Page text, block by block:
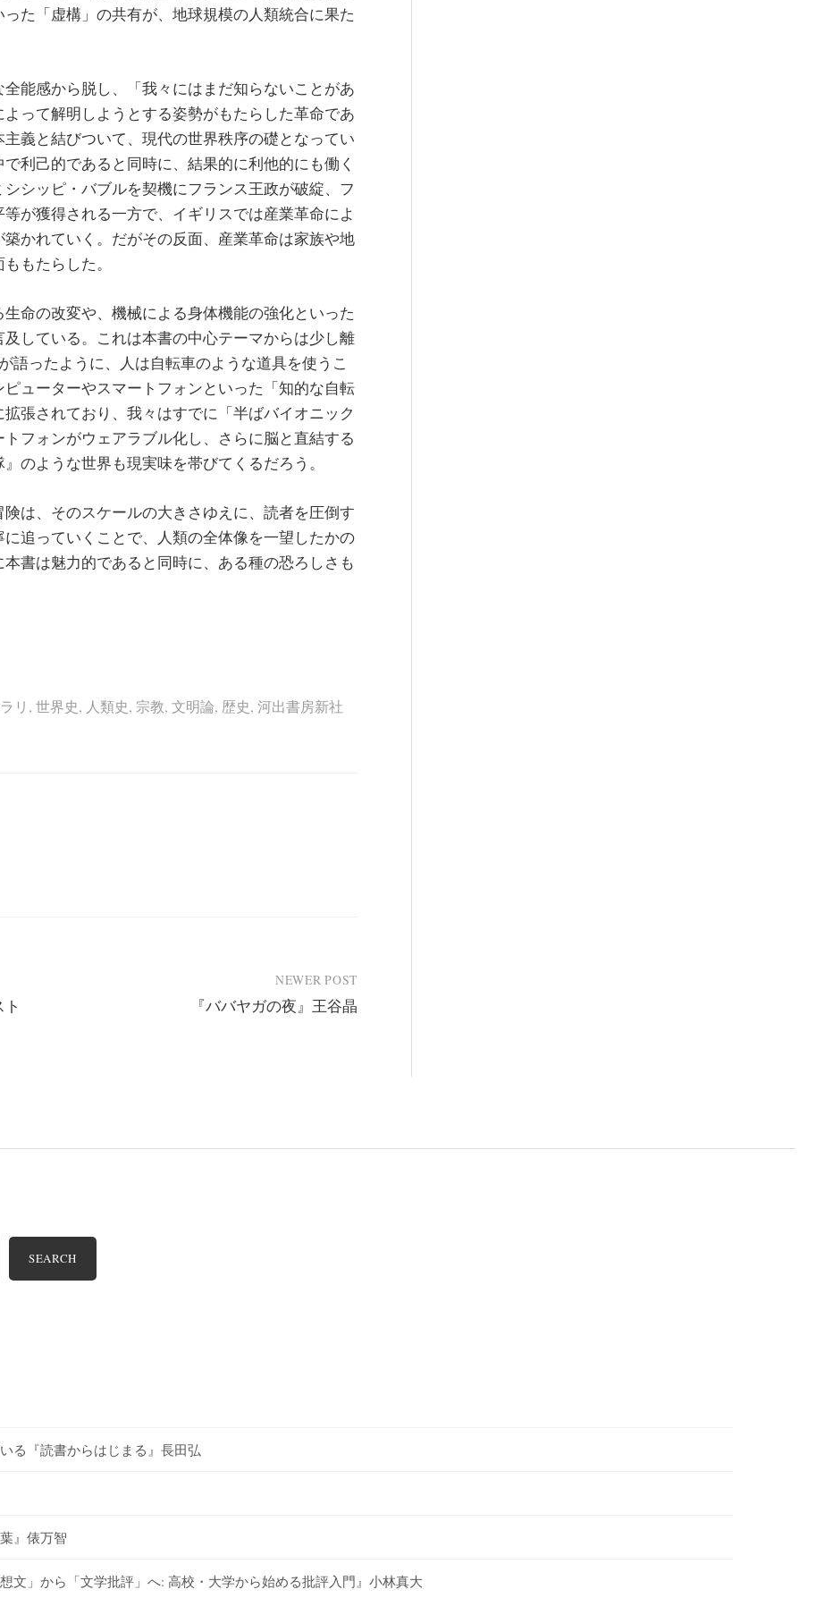
た「虚構」の共有が、地球規模の人類統合に果た
能感から脱し、「我々にはまだ知らないことがあ
って解明しようとする姿勢がもたらした革命であ
義と結びついて、現代の世界秩序の礎となってい
利己的であると同時に、結果的に利他的にも働く
シッピ・バブルを契機にフランス王政が破綻、フ
が獲得される一方で、イギリスでは産業革命によ
かれていく。だがその反面、産業革命は家族や地
もたらした。
命の改変や、機械による身体機能の強化といった
及している。これは本書の中心テーマからは少し離
語ったように、人は自転車のような道具を使うこ
ューターやスマートフォンといった「知的な自転
張されており、我々はすでに「半ばバイオニック
フォンがウェアラブル化し、さらに脳と直結する
のような世界も現実味を帯びてくるだろう。
は、そのスケールの大きさゆえに、読者を圧倒す
追っていくことで、人類の全体像を一望したかの
書は魅力的であると同時に、ある種の恐ろしさも
リ , 世界史, 人類史, 宗教, 文明論, 歴史, 河出書房新社
NEWER POST
『ババヤガの夜』王谷晶
SEARCH
る『読書からはじまる』長田弘
』俵万智
文」から「文学批評」へ: 高校・大学から始める批評入門』小林真大